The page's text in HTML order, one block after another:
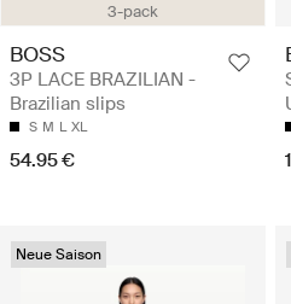
3-pack
BOSS
3P LACE BRAZILIAN -
Brazilian slips
S M L XL
54.95 €
Neue Saison